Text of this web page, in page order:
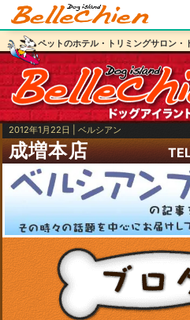
ペットのホテル・トリミングサ
2012年1月22日 | ベルシアン
成増本店